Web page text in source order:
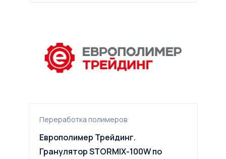
Переработка полимеров
Европолимер Трейдинг.
Гранулятор STORMIX-100W по